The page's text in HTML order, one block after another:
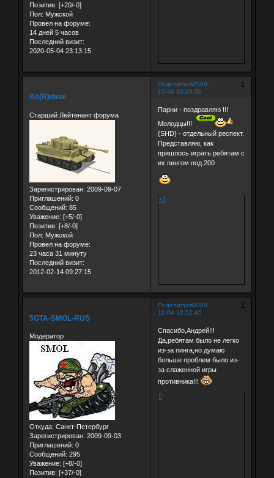
Позитив: [+20/-0]
Пол: Мужской
Провел на форуме:
14 дней 5 часов
Последний визит:
2020-05-04 23:13:15
Поделиться 6
2009-
10-04 10:23:50
Ko(R)dinal
Старший Лейтенант форума
Зарегистрирован: 2009-09-07
Приглашений: 0
Сообщений: 85
Уважение: [+5/-0]
Позитив: [+8/-0]
Пол: Мужской
Провел на форуме:
23 часа 31 минуту
Последний визит:
2012-02-14 09:27:15
Парни - поздравляю !!!
Молодцы!!!
{SHD} - отдельный респект.
Представляю, как
пришлось играть ребятам с
их пингом под 200
+1
Поделиться 7
2009-
10-04 12:52:45
5GTA-SMOL-RUS
Модератор
Откуда: Санкт-Петербург
Зарегистрирован: 2009-09-03
Приглашений: 0
Сообщений: 295
Уважение: [+8/-0]
Позитив: [+37/-0]
Спасибо,Андрей!!!
Да,ребятам было не легко
из-за пинга,но думаю
больше проблем было из-
за слаженной игры
противника!!!
0